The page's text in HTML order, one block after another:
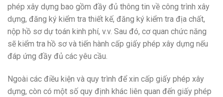
phép xây dựng bao gồm đầy đủ thông tin về công trình xây
dựng, đăng ký kiểm tra thiết kế, đăng ký kiểm tra địa chất,
nộp hồ sơ dự toán kinh phí, v.v. Sau đó, cơ quan chức năng
sẽ kiểm tra hồ sơ và tiến hành cấp giấy phép xây dựng nếu
đáp ứng đầy đủ các yêu cầu.
Ngoài các điều kiện và quy trình để xin cấp giấy phép xây
dựng, còn có một số quy định khác liên quan đến giấy phép